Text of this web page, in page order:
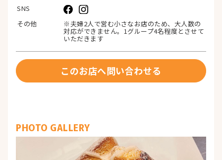
SNS
その他
※夫婦2人で営む小さなお店のため、大人数の
対応ができません。1グループ4名程度とさせて
いただきます
このお店へ問い合わせる
PHOTO GALLERY